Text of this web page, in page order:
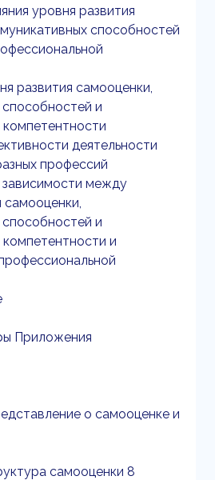
уровня развития
способностей
развития самооценки,
и
деятельности
профессий
зависимости между
самооценки,
и
и
Приложения
о самооценке и
самооценки 8